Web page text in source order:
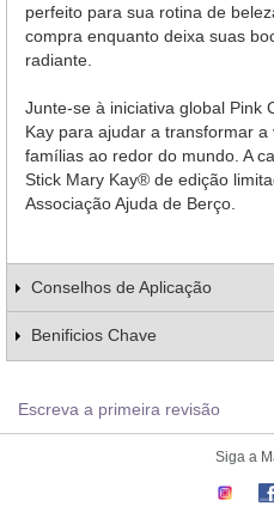
perfeito para sua rotina de
compra enquanto deixa suas
radiante.
Junte-se à iniciativa global Pink
Kay para ajudar a transformar
famílias ao redor do mundo. A
Stick Mary Kay® de edição
Associação Ajuda de Berço.
Conselhos de Aplicação
Benificios Chave
Escreva a primeira revisão
Siga a